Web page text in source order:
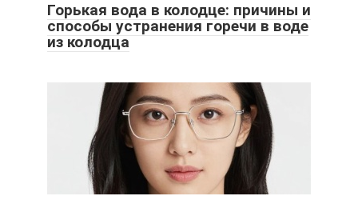
Горькая вода в колодце: причины и
способы устранения горечи в воде
из колодца